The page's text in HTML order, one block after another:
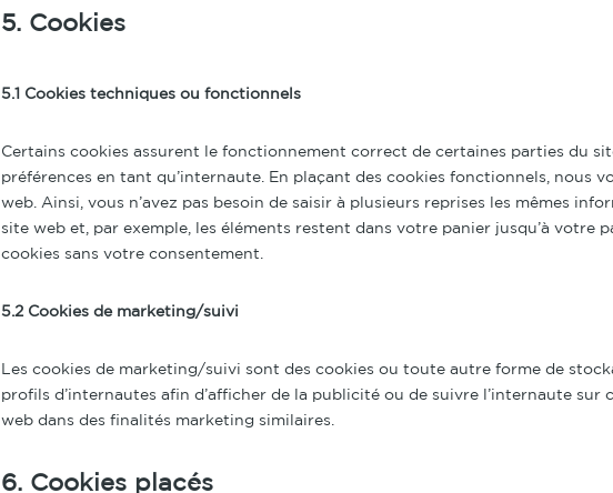
5. Cookies
5.1 Cookies techniques ou fonctionnels
Certains cookies assurent le fonctionnement correct de certaines parties du
préférences en tant qu’internaute. En plaçant des cookies fonctionnels, nous
web. Ainsi, vous n’avez pas besoin de saisir à plusieurs reprises les mêmes
site web et, par exemple, les éléments restent dans votre panier jusqu’à votre
cookies sans votre consentement.
5.2 Cookies de marketing/suivi
Les cookies de marketing/suivi sont des cookies ou toute autre forme de
profils d’internautes afin d’afficher de la publicité ou de suivre l’internaute sur
web dans des finalités marketing similaires.
6. Cookies placés